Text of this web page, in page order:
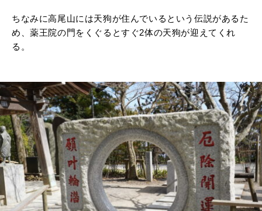
ちなみに高尾山には天狗が住んでいるという伝説があるた
め、薬王院の門をくぐるとすぐ2体の天狗が迎えてくれ
る。